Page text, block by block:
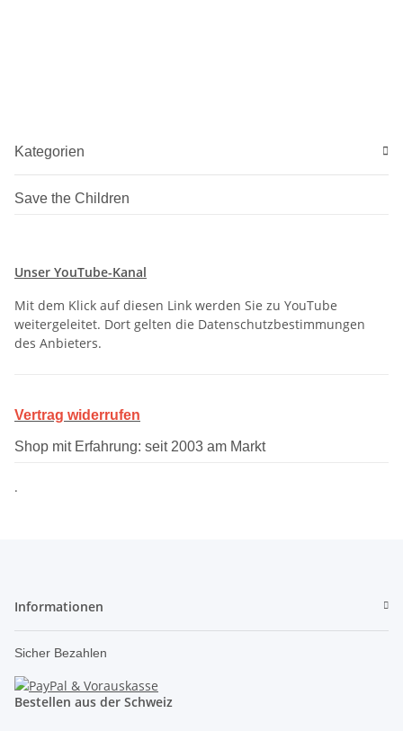
Kategorien
Save the Children
Unser YouTube-Kanal
Mit dem Klick auf diesen Link werden Sie zu YouTube
weitergeleitet. Dort gelten die Datenschutzbestimmungen
des Anbieters.
Vertrag widerrufen
Shop mit Erfahrung: seit 2003 am Markt
.
Informationen
Sicher Bezahlen
Bestellen aus der Schweiz